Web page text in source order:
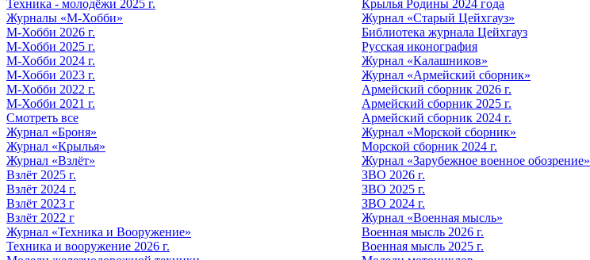
Техника - молодёжи 2025 г.
Журналы «М-Хобби»
М-Хобби 2026 г.
М-Хобби 2025 г.
М-Хобби 2024 г.
М-Хобби 2023 г.
М-Хобби 2022 г.
М-Хобби 2021 г.
Смотреть все
Журнал «Броня»
Журнал «Крылья»
Журнал «Взлёт»
Взлёт 2025 г.
Взлёт 2024 г.
Взлёт 2023 г
Взлёт 2022 г
Журнал «Техника и Вооружение»
Техника и вооружение 2026 г.
Крылья Родины 2024 года
Журнал «Старый Цейхгауз»
Библиотека журнала Цейхгауз
Русская иконография
Журнал «Калашников»
Журнал «Армейский сборник»
Армейский сборник 2026 г.
Армейский сборник 2025 г.
Армейский сборник 2024 г.
Журнал «Морской сборник»
Морской сборник 2024 г.
Журнал «Зарубежное военное обозрение»
ЗВО 2026 г.
ЗВО 2025 г.
ЗВО 2024 г.
Журнал «Военная мысль»
Военная мысль 2026 г.
Военная мысль 2025 г.